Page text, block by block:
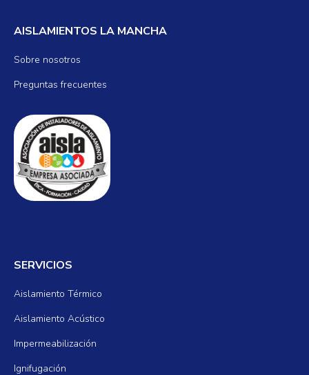
AISLAMIENTOS LA MANCHA
Sobre nosotros
Preguntas frecuentes
SERVICIOS
Aislamiento Térmico
Aislamiento Acústico
Impermeabilización
Ignifugación